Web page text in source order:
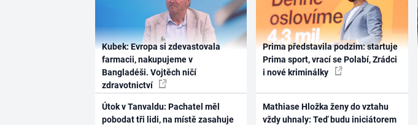
Kubek: Evropa si zdevastovala
farmacii, nakupujeme v
Bangladéši. Vojtěch ničí
zdravotnictví
Útok v Tanvaldu: Pachatel měl
pobodat tři lidi, na místě zasahuje
Prima představila podzim: startuje
Prima sport, vrací se Polabí, Zrádci
i nové kriminálky
Mathiase Hložka ženy do vztahu
vždy uhnaly: Teď budu iniciátorem